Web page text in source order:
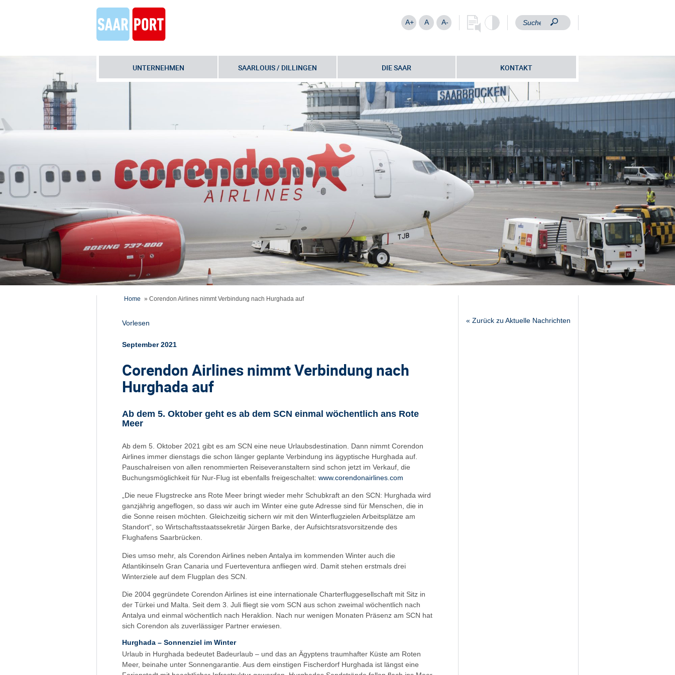
A+ A A-
UNTERNEHMEN SAARLOUIS / DILLINGEN DIE SAAR KONTAKT
Home » Corendon Airlines nimmt Verbindung nach Hurghada auf
Vorlesen
September 2021
Corendon Airlines nimmt Verbindung nach
Hurghada auf
Ab dem 5. Oktober geht es ab dem SCN einmal wöchentlich ans Rote
Meer
Ab dem 5. Oktober 2021 gibt es am SCN eine neue Urlaubsdestination. Dann nimmt Corendon
Airlines immer dienstags die schon länger geplante Verbindung ins ägyptische Hurghada auf.
Pauschalreisen von allen renommierten Reiseveranstaltern sind schon jetzt im Verkauf, die
Buchungsmöglichkeit für Nur-Flug ist ebenfalls freigeschaltet: www.corendonairlines.com
„Die neue Flugstrecke ans Rote Meer bringt wieder mehr Schubkraft an den SCN: Hurghada wird
ganzjährig angeflogen, so dass wir auch im Winter eine gute Adresse sind für Menschen, die in
die Sonne reisen möchten. Gleichzeitig sichern wir mit den Winterflugzielen Arbeitsplätze am
Standort“, so Wirtschaftsstaatssekretär Jürgen Barke, der Aufsichtsratsvorsitzende des
Flughafens Saarbrücken.
Dies umso mehr, als Corendon Airlines neben Antalya im kommenden Winter auch die
Atlantikinseln Gran Canaria und Fuerteventura anfliegen wird. Damit stehen erstmals drei
Winterziele auf dem Flugplan des SCN.
Die 2004 gegründete Corendon Airlines ist eine internationale Charterfluggesellschaft mit Sitz in
der Türkei und Malta. Seit dem 3. Juli fliegt sie vom SCN aus schon zweimal wöchentlich nach
Antalya und einmal wöchentlich nach Heraklion. Nach nur wenigen Monaten Präsenz am SCN hat
sich Corendon als zuverlässiger Partner erwiesen.
Hurghada – Sonnenziel im Winter
Urlaub in Hurghada bedeutet Badeurlaub – und das an Ägyptens traumhafter Küste am Roten
Meer, beinahe unter Sonnengarantie. Aus dem einstigen Fischerdorf Hurghada ist längst eine
« Zurück zu Aktuelle Nachrichten